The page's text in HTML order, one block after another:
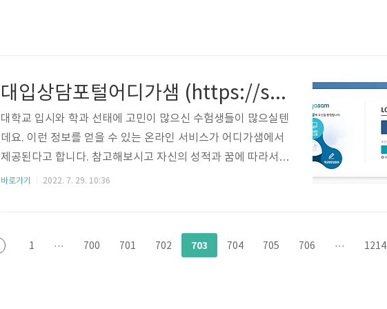
대입상담포털어디가샘 (https://sam.adiga.kr/)
대학교 입시와 학과 선태에 고민이 많으신 수험생들이 많으실텐
데요. 이런 정보를 얻을 수 있는 온라인 서비스가 어디가샘에서
제공된다고 합니다. 참고해보시고 자신의 성적과 꿈에 따라서 갈
수 있는 대학정보 확인하시고 지원해보시면 좋을 것 같습니다.
바로가기 2022. 7. 29. 10:36
1 ··· 700 701 702 703 704 705 706 ··· 1214